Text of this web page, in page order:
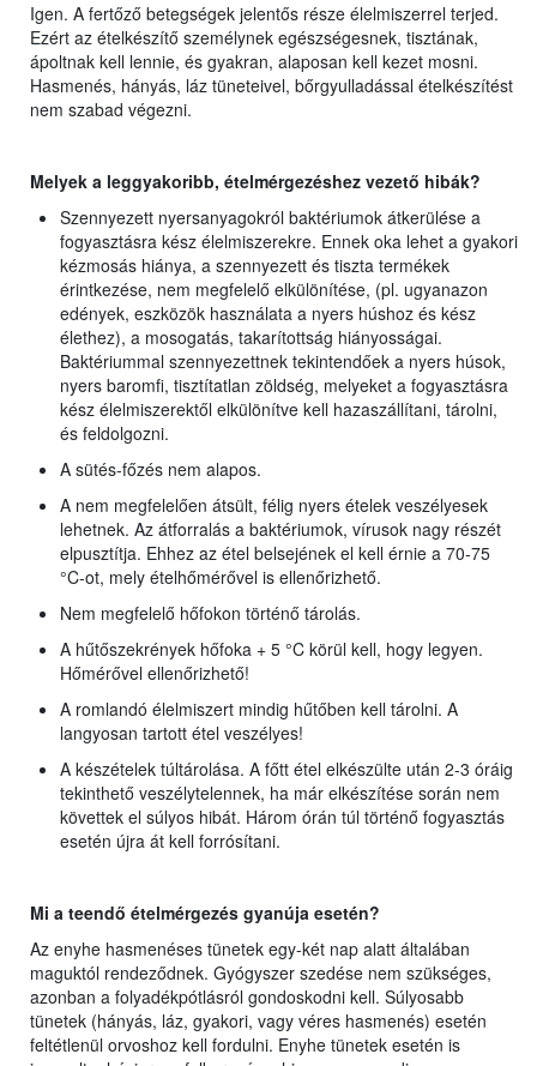
Igen. A fertőző betegségek jelentős része élelmiszerrel terjed.
Ezért az ételkészítő személynek egészségesnek, tisztának,
ápoltnak kell lennie, és gyakran, alaposan kell kezet mosni.
Hasmenés, hányás, láz tüneteivel, bőrgyulladással ételkészítést
nem szabad végezni.
Melyek a leggyakoribb, ételmérgezéshez vezető hibák?
Szennyezett nyersanyagokról baktériumok átkerülése a
fogyasztásra kész élelmiszerekre. Ennek oka lehet a gyakori
kézmosás hiánya, a szennyezett és tiszta termékek
érintkezése, nem megfelelő elkülönítése, (pl. ugyanazon
edények, eszközök használata a nyers húshoz és kész
élethez), a mosogatás, takarítottság hiányosságai.
Baktériummal szennyezettnek tekintendőek a nyers húsok,
nyers baromfi, tisztítatlan zöldség, melyeket a fogyasztásra
kész élelmiszerektől elkülönítve kell hazaszállítani, tárolni,
és feldolgozni.
A sütés-főzés nem alapos.
A nem megfelelően átsült, félig nyers ételek veszélyesek
lehetnek. Az átforralás a baktériumok, vírusok nagy részét
elpusztítja. Ehhez az étel belsejének el kell érnie a 70-75
°C-ot, mely ételhőmérővel is ellenőrizhető.
Nem megfelelő hőfokon történő tárolás.
A hűtőszekrények hőfoka + 5 °C körül kell, hogy legyen.
Hőmérővel ellenőrizhető!
A romlandó élelmiszert mindig hűtőben kell tárolni. A
langyosan tartott étel veszélyes!
A készételek túltárolása. A főtt étel elkészülte után 2-3 óráig
tekinthető veszélytelennek, ha már elkészítése során nem
követtek el súlyos hibát. Három órán túl történő fogyasztás
esetén újra át kell forrósítani.
Mi a teendő ételmérgezés gyanúja esetén?
Az enyhe hasmenéses tünetek egy-két nap alatt általában
maguktól rendeződnek. Gyógyszer szedése nem szükséges,
azonban a folyadékpótlásról gondoskodni kell. Súlyosabb
tünetek (hányás, láz, gyakori, vagy véres hasmenés) esetén
feltétlenül orvoshoz kell fordulni. Enyhe tünetek esetén is